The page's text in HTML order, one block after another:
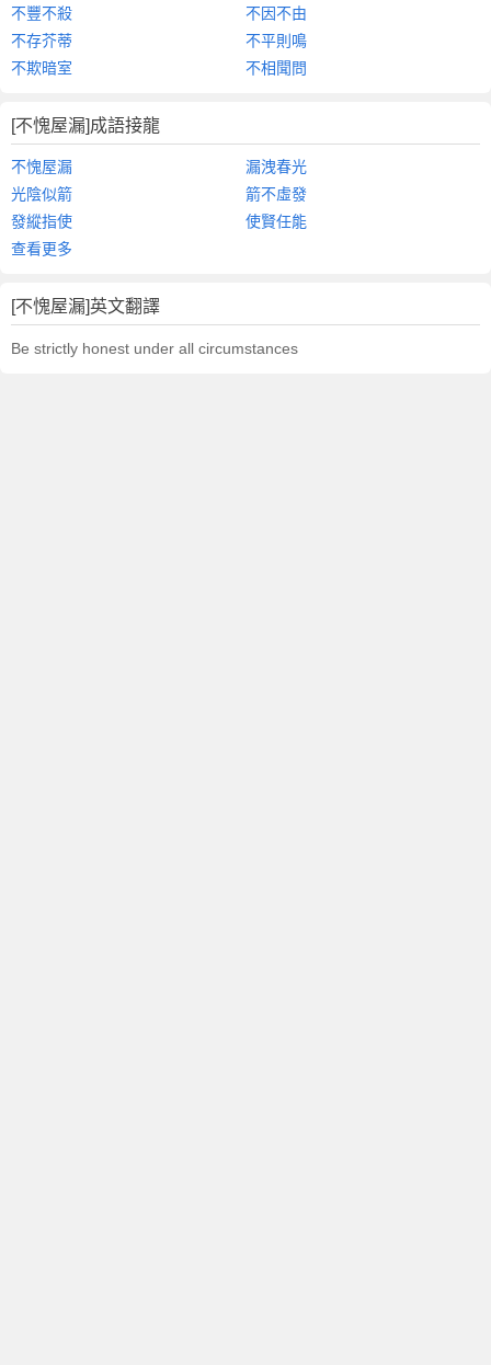
不豐不殺
不因不由
不存芥蒂
不平則鳴
不欺暗室
不相聞問
[不愧屋漏]成語接龍
不愧屋漏
漏洩春光
光陰似箭
箭不虛發
發縱指使
使賢任能
查看更多
[不愧屋漏]英文翻譯
Be strictly honest under all circumstances